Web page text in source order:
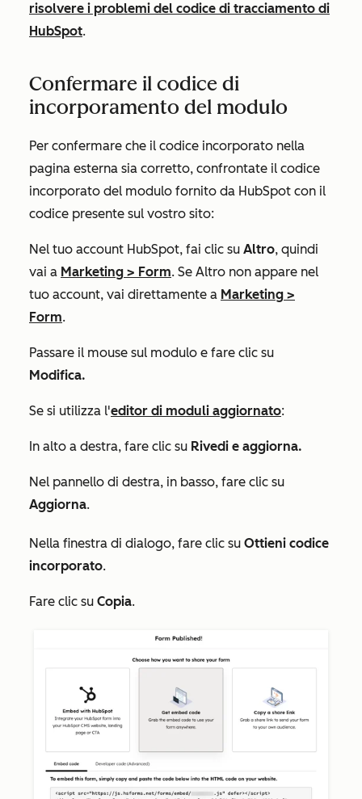
risolvere i problemi del codice di tracciamento di
HubSpot.
Confermare il codice di
incorporamento del modulo
Per confermare che il codice incorporato nella
pagina esterna sia corretto, confrontate il codice
incorporato del modulo fornito da HubSpot con il
codice presente sul vostro sito:
Nel tuo account HubSpot, fai clic su Altro, quindi
vai a Marketing > Form. Se Altro non appare nel
tuo account, vai direttamente a Marketing >
Form.
Passare il mouse sul modulo e fare clic su
Modifica.
Se si utilizza l'editor di moduli aggiornato:
In alto a destra, fare clic su Rivedi e aggiorna.
Nel pannello di destra, in basso, fare clic su
Aggiorna.
Nella finestra di dialogo, fare clic su Ottieni codice
incorporato.
Fare clic su Copia.